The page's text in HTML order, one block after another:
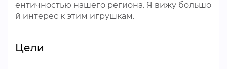
ентичностью нашего региона. Я вижу большо
й интерес к этим игрушкам.
Цели